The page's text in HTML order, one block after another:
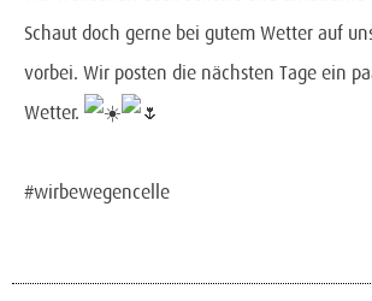
Schaut doch gerne bei gutem Wetter auf
vorbei. Wir posten die nächsten Tage ein
Wetter.
#wirbewegencelle